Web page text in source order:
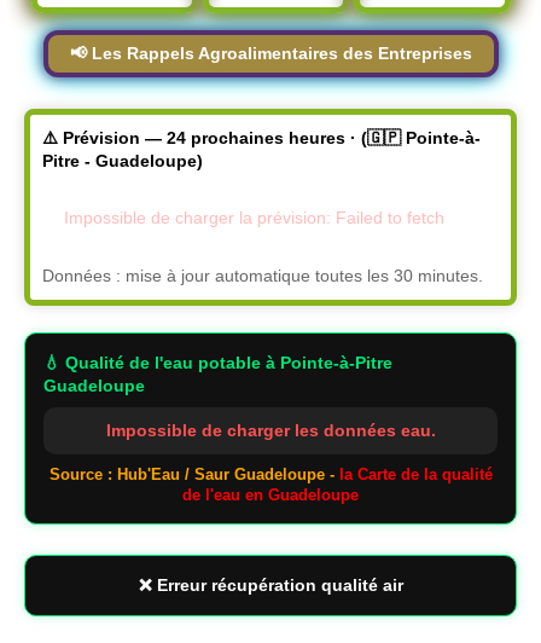
📢 Les Rappels Agroalimentaires des Entreprises
⚠️ Prévision — 24 prochaines heures · (🇬🇵 Pointe-à-
Pitre - Guadeloupe)
Impossible de charger la prévision: Failed to fetch
Données : mise à jour automatique toutes les 30 minutes.
💧 Qualité de l'eau potable à Pointe-à-Pitre
Guadeloupe
Impossible de charger les données eau.
Source : Hub'Eau / Saur Guadeloupe - la Carte de la qualité
de l'eau en Guadeloupe
❌ Erreur récupération qualité air